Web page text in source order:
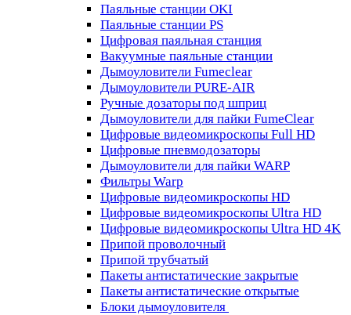
Паяльные станции OKI
Паяльные станции PS
Цифровая паяльная станция
Вакуумные паяльные станции
Дымоуловители Fumeclear
Дымоуловители PURE-AIR
Ручные дозаторы под шприц
Дымоуловители для пайки FumeClear
Цифровые видеомикроскопы Full HD
Цифровые пневмодозаторы
Дымоуловители для пайки WARP
Фильтры Warp
Цифровые видеомикроскопы HD
Цифровые видеомикроскопы Ultra HD
Цифровые видеомикроскопы Ultra HD 4K
Припой проволочный
Припой трубчатый
Пакеты антистатические закрытые
Пакеты антистатические открытые
Блоки дымоуловителя